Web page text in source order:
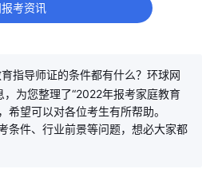
考资讯
指导师证的条件都有什么？环球网
为您整理了“2022年报考家庭教育
希望可以对各位考生有所帮助。
条件、行业前景等问题，想必大家都